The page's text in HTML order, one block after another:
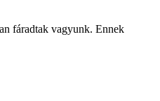
fáradtak vagyunk. Ennek